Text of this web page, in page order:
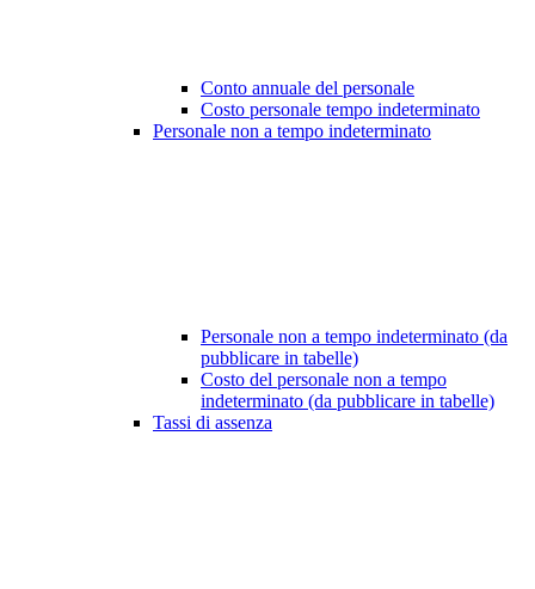
Conto annuale del personale
Costo personale tempo indeterminato
Personale non a tempo indeterminato
Personale non a tempo indeterminato (da
pubblicare in tabelle)
Costo del personale non a tempo
indeterminato (da pubblicare in tabelle)
Tassi di assenza